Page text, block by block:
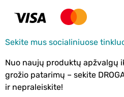
Sekite mus socialiniuose
Nuo naujų produktų apžvalgų
grožio patarimų – sekite
ir nepraleiskite!